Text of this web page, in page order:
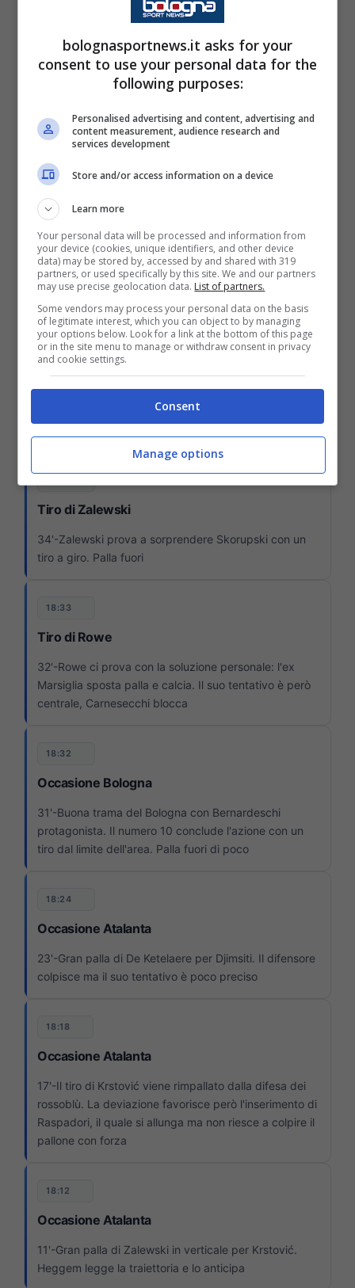
45'+1-Fine primo tempo
18:47
Occasione Bologna
45'+1-Bella palla in area per Castro, il quale si libera
della marcatura con un controllo orientato e calcia:
18:46
Minuti di recupero
45'-Ci sarà un minuto di recupero
18:41
Occasione Bologna
39'-Bernardeschi serve Rowe nello spazio. Il numero
11 elude l'intervento del difensore con una finta e va
al tiro di sinistro. Carnesecchi manda in angolo con
Tiro di Zalewski
34'-Zalewski prova a sorprendere Skorupski con un
tiro a giro. Palla fuori
18:33
Tiro di Rowe
32'-Rowe ci prova con la soluzione personale: l'ex
Marsiglia sposta palla e calcia. Il suo tentativo è però
centrale, Carnesecchi blocca
18:32
Occasione Bologna
31'-Buona trama del Bologna con Bernardeschi
protagonista. Il numero 10 conclude l'azione con un
tiro dal limite dell'area. Palla fuori di poco
18:24
Occasione Atalanta
23'-Gran palla di De Ketelaere per Djimsiti. Il difensore
colpisce ma il suo tentativo è poco preciso
18:18
Occasione Atalanta
17'-Il tiro di Krstović viene rimpallato dalla difesa dei
rossoblù. La deviazione favorisce però l'inserimento di
Raspadori, il quale si allunga ma non riesce a colpire il
pallone con forza
18:12
Occasione Atalanta
11'-Gran palla di Zalewski in verticale per Krstović.
Heggem legge la traiettoria e lo anticipa
bolognasportnews.it asks for your
consent to use your personal data for the
following purposes:
Personalised advertising and content, advertising and
content measurement, audience research and
services development
Store and/or access information on a device
Learn more
Your personal data will be processed and information from
your device (cookies, unique identifiers, and other device
data) may be stored by, accessed by and shared with 319
partners, or used specifically by this site. We and our partners
may use precise geolocation data. List of partners.
Some vendors may process your personal data on the basis
of legitimate interest, which you can object to by managing
your options below. Look for a link at the bottom of this page
or in the site menu to manage or withdraw consent in privacy
and cookie settings.
Consent
Manage options